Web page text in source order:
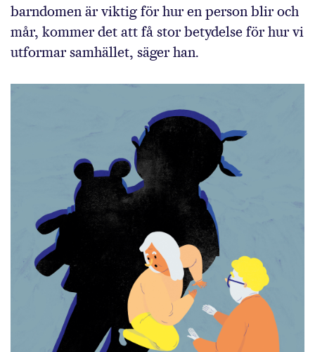
barndomen är viktig för hur en person blir och
mår, kommer det att få stor betydelse för hur vi
utformar samhället, säger han.